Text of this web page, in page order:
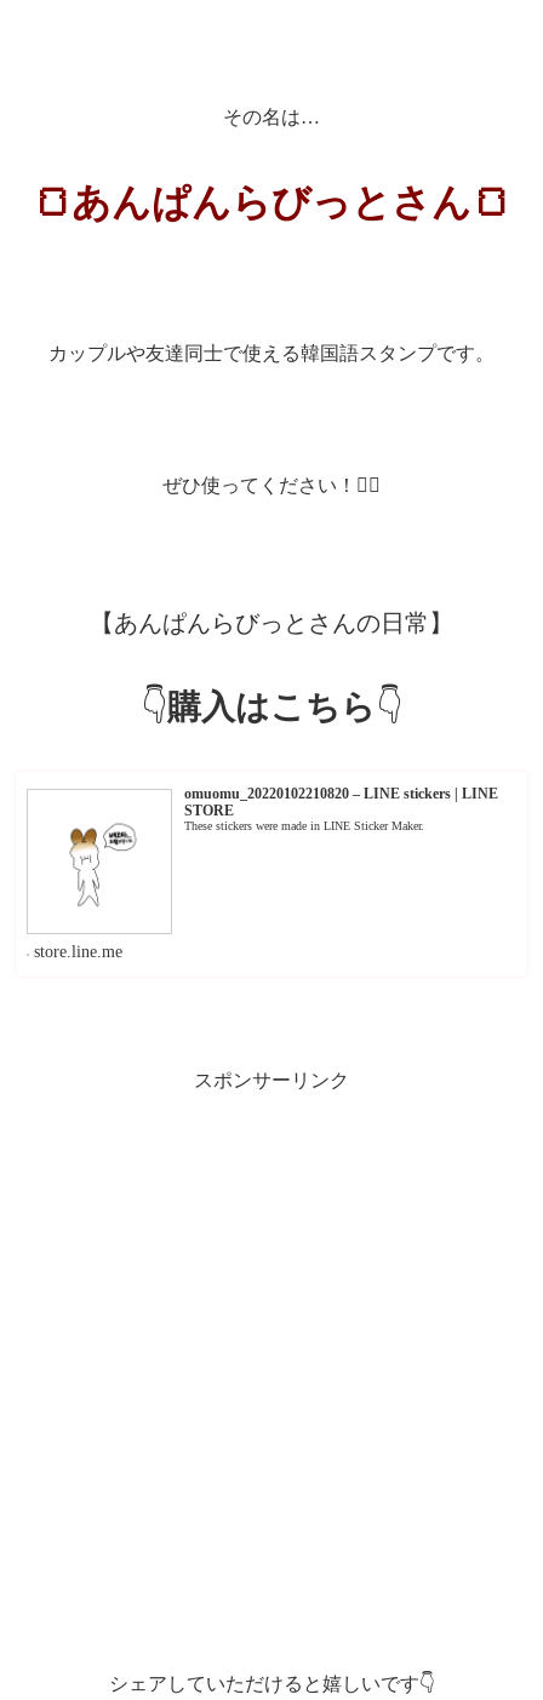
その名は…
🍞あんぱんらびっとさん🍞
カップルや友達同士で使える韓国語スタンプです。
ぜひ使ってください！🙇‍♀️
【あんぱんらびっとさんの日常】
👇購入はこちら 👇
omuomu_20220102210820 – LINE stickers | LINE
STORE
These stickers were made in LINE Sticker Maker.
store.line.me
スポンサーリンク
シェアしていただけると嬉しいです👇